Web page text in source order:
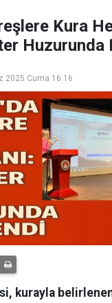
Kura
Huzurunda
2025 Cuma 16:16
kurayla